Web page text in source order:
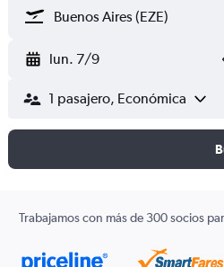
lun. 7/9
1 pasajero, Económica
Trabajamos con más de 300 socios